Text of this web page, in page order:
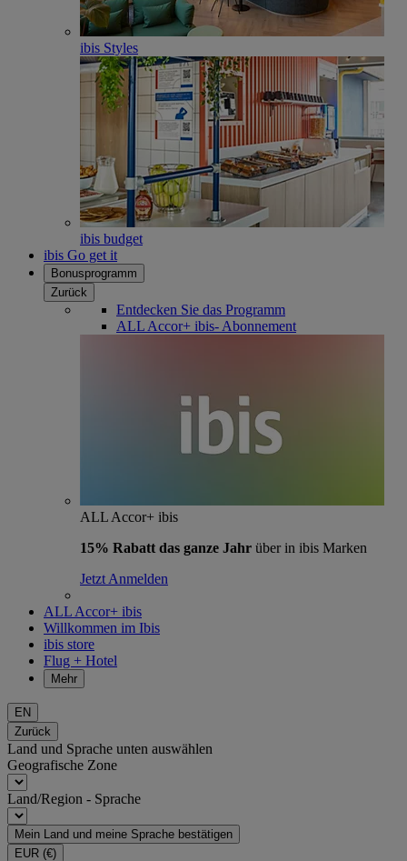
ibis Styles
ibis budget
ibis Go get it
Bonusprogramm
Zurück
Entdecken Sie das Programm
ALL Accor+ ibis- Abonnement
ALL Accor+ ibis
15% Rabatt das ganze Jahr über in ibis Marken
Jetzt Anmelden
ALL Accor+ ibis
Willkommen im Ibis
ibis store
Flug + Hotel
Mehr
EN
Zurück
Land und Sprache unten auswählen
Geografische Zone
Land/Region - Sprache
Mein Land und meine Sprache bestätigen
EUR (€)